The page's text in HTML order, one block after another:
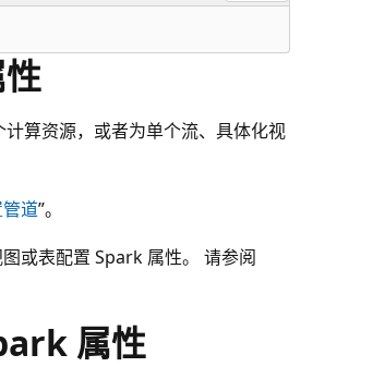
算资源，或者为单个流、具体化视
管道”。
或表配置 Spark 属性。 请参阅
属性